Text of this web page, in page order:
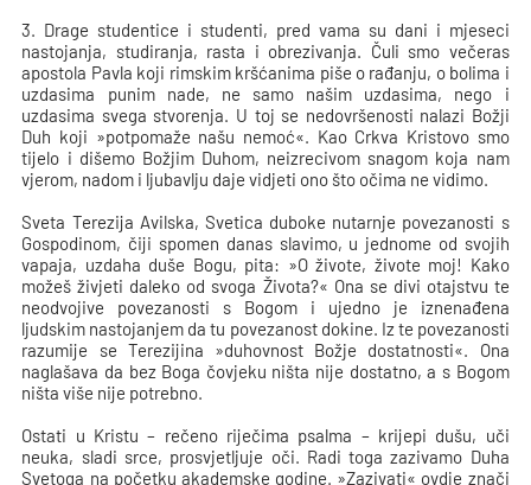
3. Drage studentice i studenti, pred vama su dani i mjeseci
nastojanja, studiranja, rasta i obrezivanja. Čuli smo večeras
apostola Pavla koji rimskim kršćanima piše o rađanju, o bolima i
uzdasima punim nade, ne samo našim uzdasima, nego i
uzdasima svega stvorenja. U toj se nedovršenosti nalazi Božji
Duh koji »potpomaže našu nemoć«. Kao Crkva Kristovo smo
tijelo i dišemo Božjim Duhom, neizrecivom snagom koja nam
vjerom, nadom i ljubavlju daje vidjeti ono što očima ne vidimo.
Sveta Terezija Avilska, Svetica duboke nutarnje povezanosti s
Gospodinom, čiji spomen danas slavimo, u jednome od svojih
vapaja, uzdaha duše Bogu, pita: »O živote, živote moj! Kako
možeš živjeti daleko od svoga Života?« Ona se divi otajstvu te
neodvojive povezanosti s Bogom i ujedno je iznenađena
ljudskim nastojanjem da tu povezanost dokine. Iz te povezanosti
razumije se Terezijina »duhovnost Božje dostatnosti«. Ona
naglašava da bez Boga čovjeku ništa nije dostatno, a s Bogom
ništa više nije potrebno.
Ostati u Kristu – rečeno riječima psalma – krijepi dušu, uči
neuka, sladi srce, prosvjetljuje oči. Radi toga zazivamo Duha
Svetoga na početku akademske godine. »Zazivati« ovdje znači